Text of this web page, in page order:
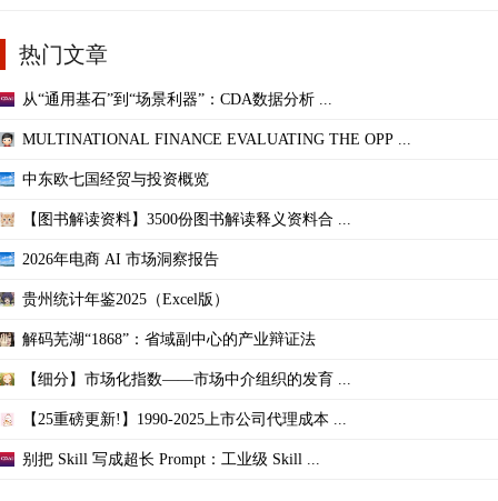
热门文章
从“通用基石”到“场景利器”：CDA数据分析 ...
MULTINATIONAL FINANCE EVALUATING THE OPP ...
中东欧七国经贸与投资概览
【图书解读资料】3500份图书解读释义资料合 ...
2026年电商 AI 市场洞察报告
贵州统计年鉴2025（Excel版）
解码芜湖“1868”：省域副中心的产业辩证法
【细分】市场化指数——市场中介组织的发育 ...
【25重磅更新!】1990-2025上市公司代理成本 ...
别把 Skill 写成超长 Prompt：工业级 Skill ...